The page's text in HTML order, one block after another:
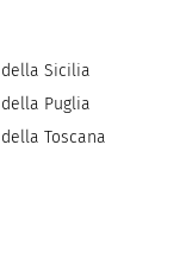
Sicilia
Puglia
Toscana